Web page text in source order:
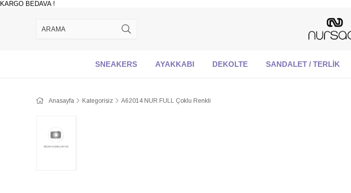
KARGO BEDAVA !
SNEAKERS AYAKKABI DEKOLTE SANDALET / TERLİK
Anasayfa Kategorisiz A62014 NUR FULL Çoklu Renkli